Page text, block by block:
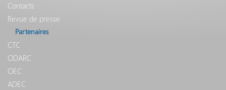
Contacts
Revue de presse
Partenaires
CTC
ODARC
OEC
ADEC